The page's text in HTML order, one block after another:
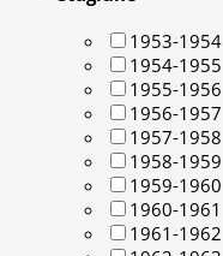
1953-1954
1954-1955
1955-1956
1956-1957
1957-1958
1958-1959
1959-1960
1960-1961
1961-1962